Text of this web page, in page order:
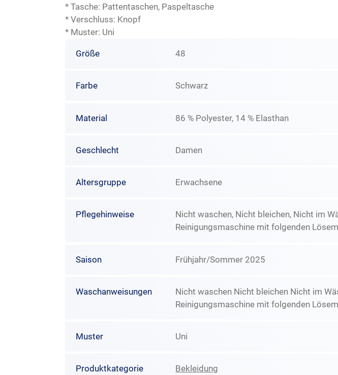
* Tasche: Pattentaschen, Paspeltasche
* Verschluss: Knopf
* Muster: Uni
Größe 48
Farbe Schwarz
Material 86 % Polyester, 14 % Elasthan
Geschlecht Damen
Altersgruppe Erwachsene
Pflegehinweise
Nicht waschen, Nicht bleichen, Nicht im
Reinigungsmaschine mit folgenden
Saison Frühjahr/Sommer 2025
Waschanweisungen
Nicht waschen Nicht bleichen Nicht im
Reinigungsmaschine mit folgenden
Muster Uni
Produktkategorie Bekleidung